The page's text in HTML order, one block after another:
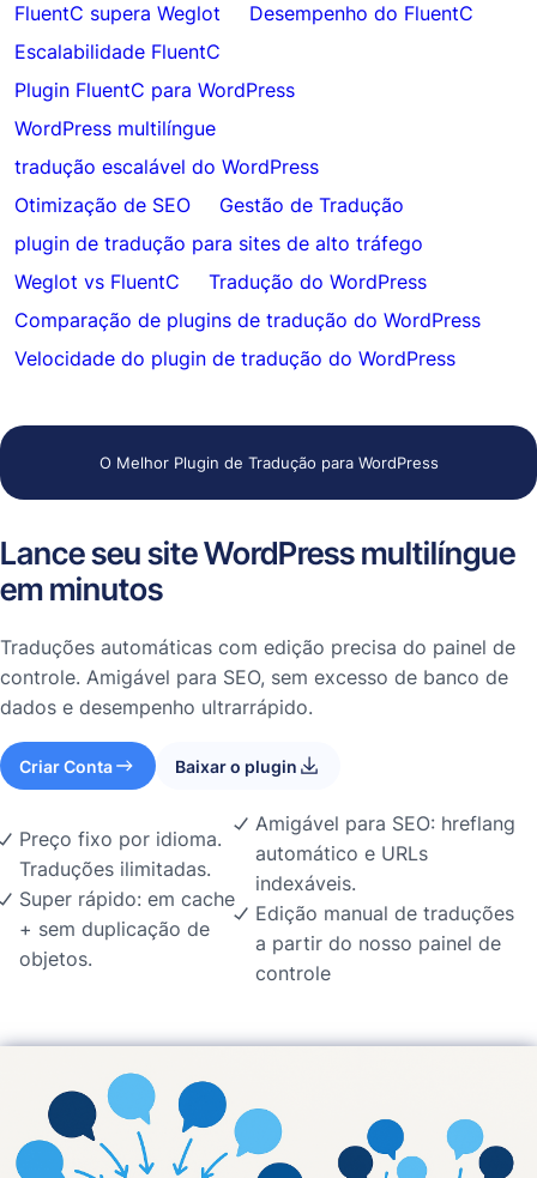
FluentC supera Weglot
Desempenho do FluentC
Escalabilidade FluentC
Plugin FluentC para WordPress
WordPress multilíngue
tradução escalável do WordPress
Otimização de SEO
Gestão de Tradução
plugin de tradução para sites de alto tráfego
Weglot vs FluentC
Tradução do WordPress
Comparação de plugins de tradução do WordPress
Velocidade do plugin de tradução do WordPress
O Melhor Plugin de Tradução para WordPress
Lance seu site WordPress multilíngue
em minutos
Traduções automáticas com edição precisa do painel de
controle. Amigável para SEO, sem excesso de banco de
dados e desempenho ultrarrápido.
Criar Conta Baixar o plugin
Preço fixo por idioma.
Traduções ilimitadas.
Super rápido: em cache
+ sem duplicação de
objetos.
Amigável para SEO: hreflang
automático e URLs
indexáveis.
Edição manual de traduções
a partir do nosso painel de
controle